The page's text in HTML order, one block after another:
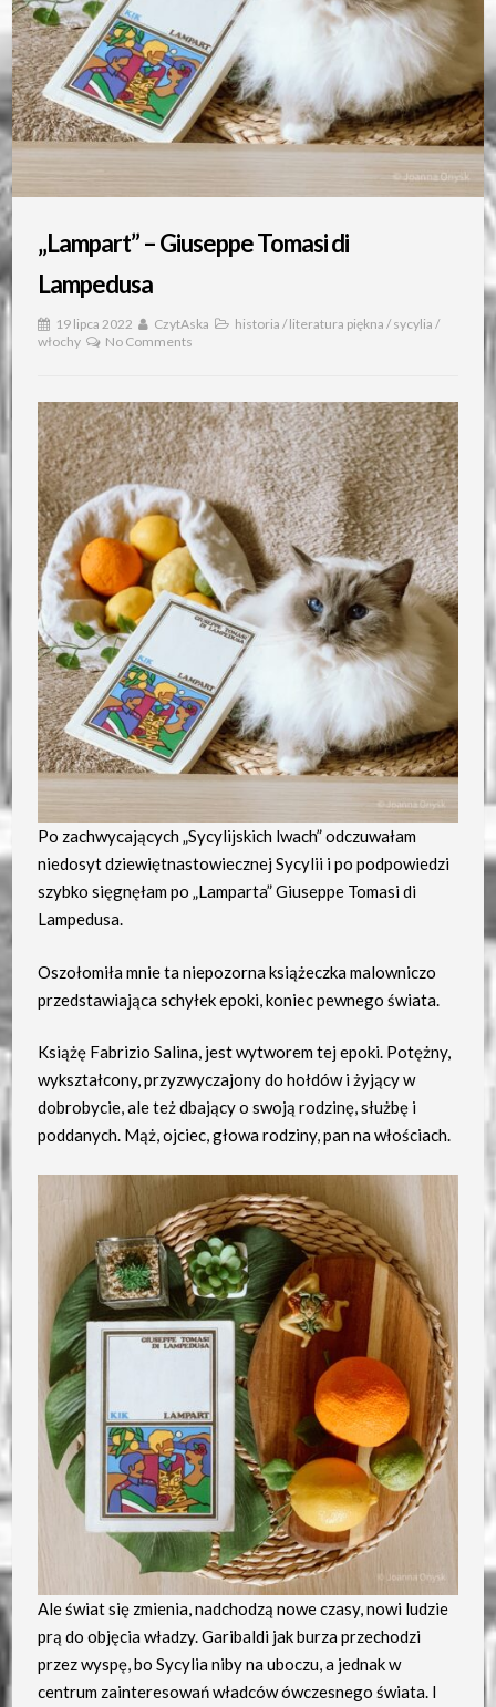
„Lampart” – Giuseppe Tomasi di
Lampedusa
19 lipca 2022 CzytAska historia /literatura piękna /sycylia /
włochy
No Comments
Po zachwycających „Sycylijskich lwach” odczuwałam
niedosyt dziewiętnastowiecznej Sycylii i po podpowiedzi
szybko sięgnęłam po „Lamparta” Giuseppe Tomasi di
Lampedusa.
Oszołomiła mnie ta niepozorna książeczka malowniczo
przedstawiająca schyłek epoki, koniec pewnego świata.
Książę Fabrizio Salina, jest wytworem tej epoki. Potężny,
wykształcony, przyzwyczajony do hołdów i żyjący w
dobrobycie, ale też dbający o swoją rodzinę, służbę i
poddanych. Mąż, ojciec, głowa rodziny, pan na włościach.
Ale świat się zmienia, nadchodzą nowe czasy, nowi ludzie
prą do objęcia władzy. Garibaldi jak burza przechodzi
przez wyspę, bo Sycylia niby na uboczu, a jednak w
centrum zainteresowań władców ówczesnego świata. I